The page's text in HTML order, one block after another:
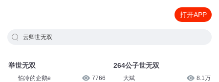
打开APP
云卿世无双
举世无双
怕冷的企鹅e 7766
264公子世无双
大斌 8.1万